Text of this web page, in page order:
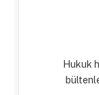
Hukuk